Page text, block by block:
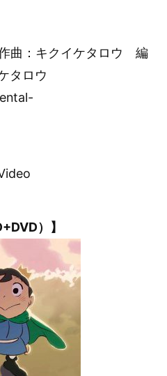
曲：キクイケタロウ 編
タロウ
）】